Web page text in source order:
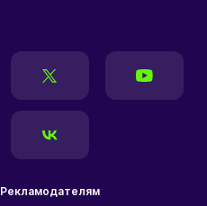
Рекламодателям